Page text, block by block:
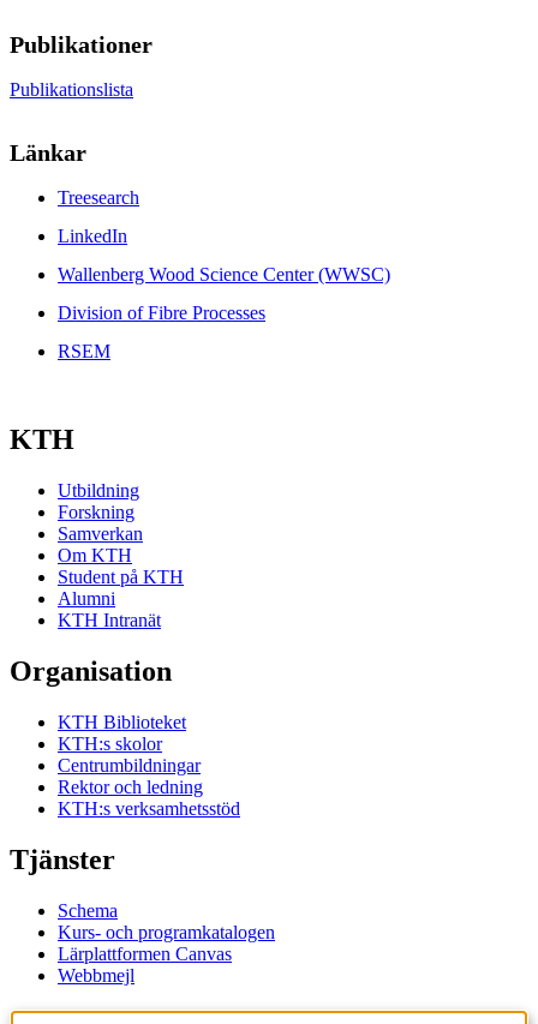
Publikationer
Publikationslista
Länkar
Treesearch
LinkedIn
Wallenberg Wood Science Center (WWSC)
Division of Fibre Processes
RSEM
KTH
Utbildning
Forskning
Samverkan
Om KTH
Student på KTH
Alumni
KTH Intranät
Organisation
KTH Biblioteket
KTH:s skolor
Centrumbildningar
Rektor och ledning
KTH:s verksamhetsstöd
Tjänster
Schema
Kurs- och programkatalogen
Lärplattformen Canvas
Webbmejl